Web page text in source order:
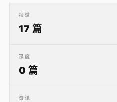
报道
17 篇
深度
0 篇
资讯